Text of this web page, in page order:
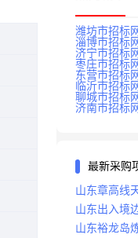
潍坊市招标网
淄博市招标网
济宁市招标网
枣庄市招标网
东营市招标网
临沂市招标网
聊城市招标网
济南市招标网
最新采购
山东章高线
山东出入境
项目招标中
山东裕龙岛